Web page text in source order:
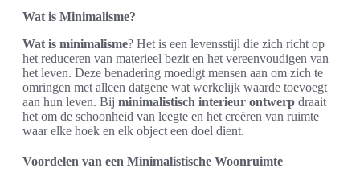
Wat is Minimalisme?
Wat is minimalisme? Het is een levensstijl die zich richt op
het reduceren van materieel bezit en het vereenvoudigen van
het leven. Deze benadering moedigt mensen aan om zich te
omringen met alleen datgene wat werkelijk waarde toevoegt
aan hun leven. Bij minimalistisch interieur ontwerp draait
het om de schoonheid van leegte en het creëren van ruimte
waar elke hoek en elk object een doel dient.
Voordelen van een Minimalistische Woonruimte